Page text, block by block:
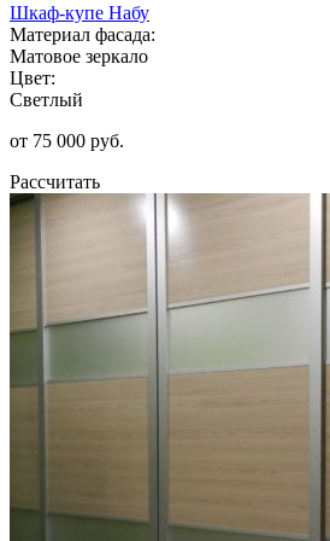
Шкаф-купе Набу
Материал фасада:
Матовое зеркало
Цвет:
Светлый
от 75 000 руб.
Рассчитать